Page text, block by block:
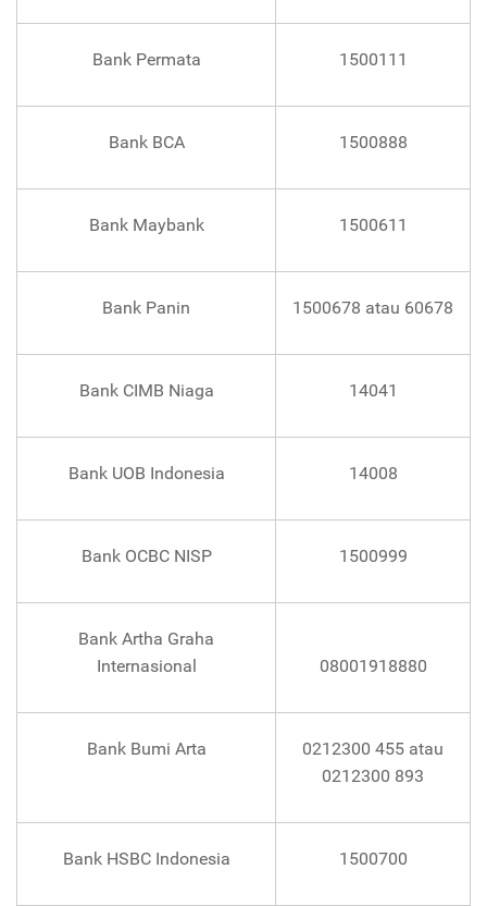
Bank Permata 1500111
Bank BCA 1500888
Bank Maybank 1500611
Bank Panin 1500678 atau 60678
Bank CIMB Niaga 14041
Bank UOB Indonesia 14008
Bank OCBC NISP 1500999
Bank Artha Graha
Internasional
08001918880
Bank Bumi Arta
0212300 455 atau
0212300 893
Bank HSBC Indonesia 1500700